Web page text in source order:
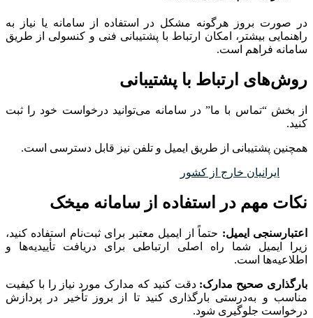
در صورت بروز هرگونه مشکل در استفاده از سامانه یا نیاز به
راهنمایی بیشتر، امکان ارتباط با پشتیبانی فنی و کنسولی از طریق
سامانه فراهم است.
روش‌های ارتباط با پشتیبانی
از بخش “تماس با ما” در سامانه می‌توانید درخواست خود را ثبت
کنید.
همچنین پشتیبانی از طریق ایمیل و تلفن نیز قابل دسترسی است.
ایرانیان خارج از کشور
نکات مهم در استفاده از سامانه میخک
اعتبارسنجی ایمیل: حتماً از ایمیل معتبر برای ثبت‌نام استفاده کنید،
زیرا ایمیل شما راه اصلی ارتباطی برای دریافت تأییدیه‌ها و
اطلاعیه‌ها است.
بارگذاری صحیح مدارک: دقت کنید که مدارک مورد نیاز را با کیفیت
مناسب و به‌درستی بارگذاری کنید تا از بروز تأخیر در پردازش
درخواست جلوگیری شود.